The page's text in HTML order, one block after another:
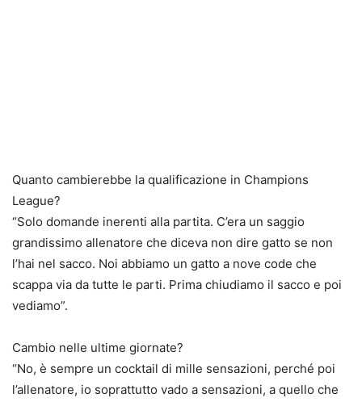
Quanto cambierebbe la qualificazione in Champions
League?
“Solo domande inerenti alla partita. C’era un saggio
grandissimo allenatore che diceva non dire gatto se non
l’hai nel sacco. Noi abbiamo un gatto a nove code che
scappa via da tutte le parti. Prima chiudiamo il sacco e poi
vediamo”.
Cambio nelle ultime giornate?
“No, è sempre un cocktail di mille sensazioni, perché poi
l’allenatore, io soprattutto vado a sensazioni, a quello che